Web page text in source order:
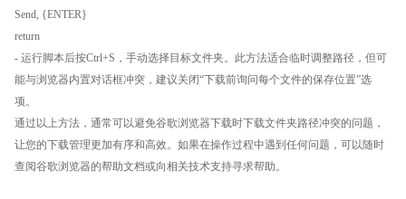
Send, {ENTER}
return
- 运行脚本后按Ctrl+S，手动选择目标文件夹。此方法适合临时调整路径，但可
能与浏览器内置对话框冲突，建议关闭“下载前询问每个文件的保存位置”选
项。
通过以上方法，通常可以避免谷歌浏览器下载时下载文件夹路径冲突的问题，
让您的下载管理更加有序和高效。如果在操作过程中遇到任何问题，可以随时
查阅谷歌浏览器的帮助文档或向相关技术支持寻求帮助。